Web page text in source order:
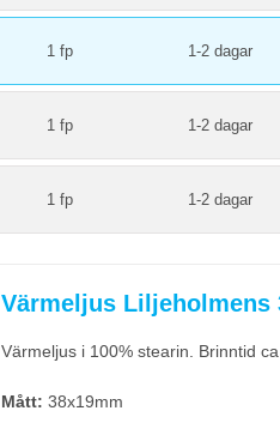
1 fp 1-2 dagar
1 fp 1-2 dagar
1 fp 1-2 dagar
Värmeljus Liljeholmens
Värmeljus i 100% stearin. Brinntid
Mått: 38x19mm